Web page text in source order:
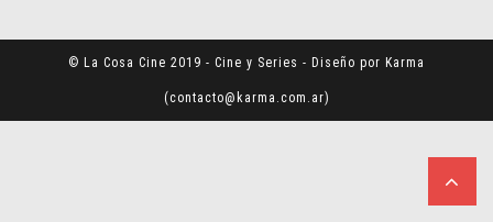
© La Cosa Cine 2019 - Cine y Series - Diseño por Karma
(contacto@karma.com.ar)